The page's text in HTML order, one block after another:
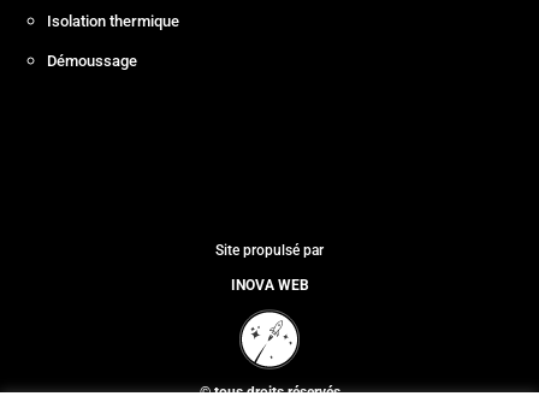
Isolation thermique
Démoussage
Site propulsé par
INOVA WEB
© tous droits réservés